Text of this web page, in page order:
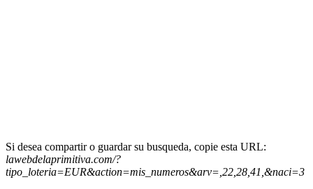
Si desea compartir o guardar su busqueda, copie esta URL:
lawebdelaprimitiva.com/?
tipo_loteria=EUR&action=mis_numeros&arv=,22,28,41,&naci=3